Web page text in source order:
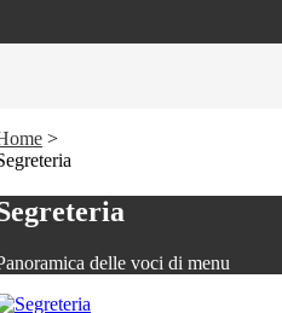
>
delle voci di menu